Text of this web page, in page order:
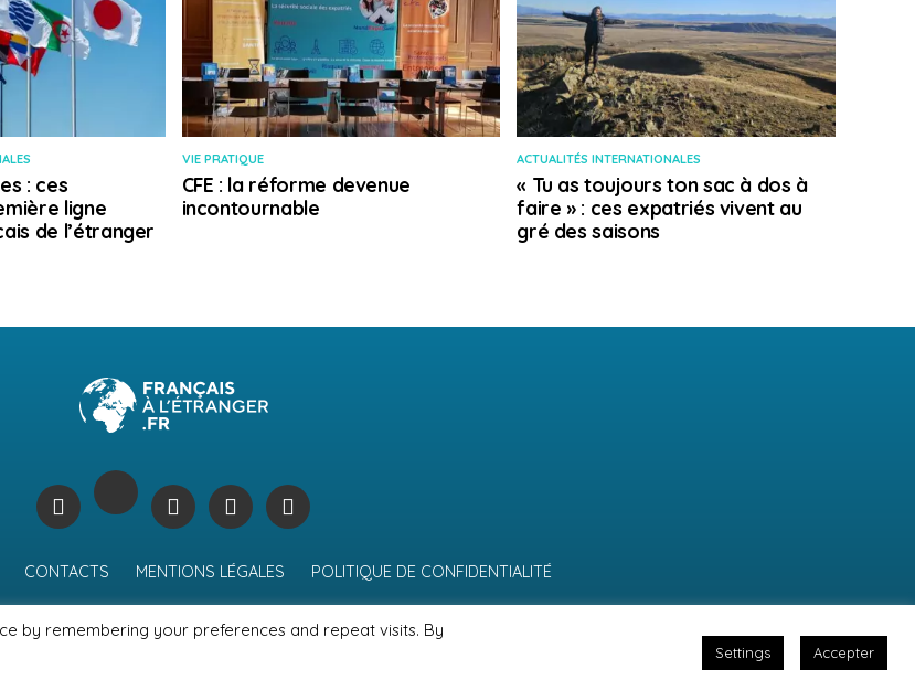
: ces
ligne
de l’étranger
VIE PRATIQUE
CFE : la réforme devenue
incontournable
ACTUALITÉS INTERNATIONALES
« Tu as toujours ton sac à dos à
faire » : ces expatriés vivent au
gré des saisons
CONTACTS MENTIONS LÉGALES POLITIQUE DE CONFIDENTIALITÉ
by remembering your preferences and repeat visits. By
Settings Accepter